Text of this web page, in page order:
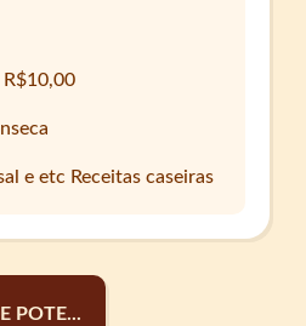
R$10,00
e etc Receitas caseiras
POTE...